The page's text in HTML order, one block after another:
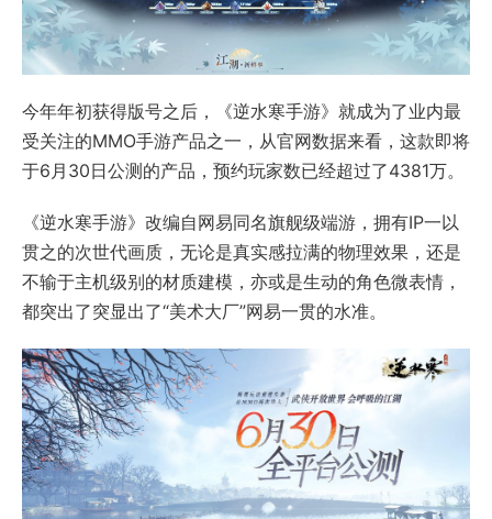
今年年初获得版号之后，《逆水寒手游》就成为了业内最
受关注的MMO手游产品之一，从官网数据来看，这款即将
于6月30日公测的产品，预约玩家数已经超过了4381万。
《逆水寒手游》改编自网易同名旗舰级端游，拥有IP一以
贯之的次世代画质，无论是真实感拉满的物理效果，还是
不输于主机级别的材质建模，亦或是生动的角色微表情，
都突出了突显出了“美术大厂”网易一贯的水准。